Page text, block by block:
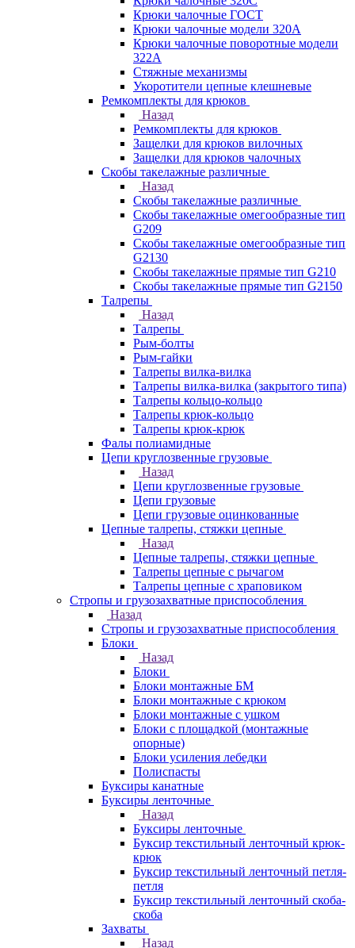
Крюки чалочные ГОСТ
Крюки чалочные модели 320А
Крюки чалочные поворотные модели
322А
Стяжные механизмы
Укоротители цепные клешневые
Ремкомплекты для крюков
Назад
Ремкомплекты для крюков
Защелки для крюков вилочных
Защелки для крюков чалочных
Скобы такелажные различные
Назад
Скобы такелажные различные
Скобы такелажные омегообразные тип
G209
Скобы такелажные омегообразные тип
G2130
Скобы такелажные прямые тип G210
Скобы такелажные прямые тип G2150
Талрепы
Назад
Талрепы
Рым-болты
Рым-гайки
Талрепы вилка-вилка
Талрепы вилка-вилка (закрытого типа)
Талрепы кольцо-кольцо
Талрепы крюк-кольцо
Талрепы крюк-крюк
Фалы полиамидные
Цепи круглозвенные грузовые
Назад
Цепи круглозвенные грузовые
Цепи грузовые
Цепи грузовые оцинкованные
Цепные талрепы, стяжки цепные
Назад
Цепные талрепы, стяжки цепные
Талрепы цепные с рычагом
Талрепы цепные с храповиком
Стропы и грузозахватные приспособления
Назад
Стропы и грузозахватные приспособления
Блоки
Назад
Блоки
Блоки монтажные БМ
Блоки монтажные с крюком
Блоки монтажные с ушком
Блоки с площадкой (монтажные
опорные)
Блоки усиления лебедки
Полиспасты
Буксиры канатные
Буксиры ленточные
Назад
Буксиры ленточные
Буксир текстильный ленточный крюк-
крюк
Буксир текстильный ленточный петля-
петля
Буксир текстильный ленточный скоба-
скоба
Захваты
Назад